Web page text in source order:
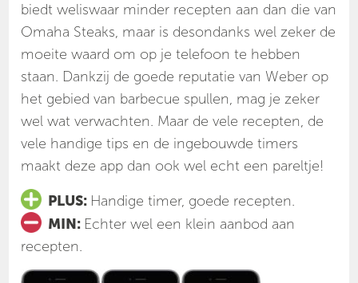
biedt weliswaar minder recepten aan dan die van
Omaha Steaks, maar is desondanks wel zeker de
moeite waard om op je telefoon te hebben
staan. Dankzij de goede reputatie van Weber op
het gebied van barbecue spullen, mag je zeker
wel wat verwachten. Maar de vele recepten, de
vele handige tips en de ingebouwde timers
maakt deze app dan ook wel echt een pareltje!
PLUS: Handige timer, goede recepten.
MIN: Echter wel een klein aanbod aan
recepten.